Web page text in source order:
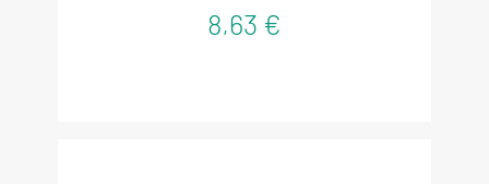
8,63 €